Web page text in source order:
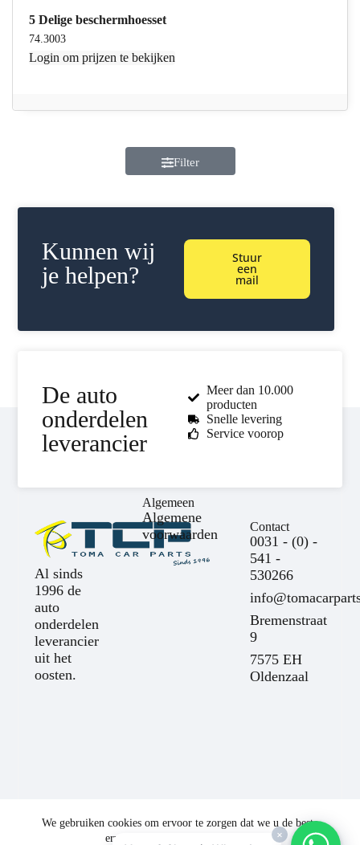
We gebruiken cookies om ervoor te zorgen dat we u de beste
ervaring op onze website bieden.
5 Delige beschermhoesset
74.3003
Login om prijzen te bekijken
Filter
Kunnen wij
je helpen?
Stuur
een
mail
De auto
onderdelen
leverancier
Meer dan 10.000
producten
Snelle levering
Service voorop
Al sinds
1996 de
auto
onderdelen
leverancier
uit het
oosten.
Algemeen
Algemene
voorwaarden
Contact
0031 - (0) -
541 -
530266
Bremenstraat
9
7575 EH
Oldenzaal
×